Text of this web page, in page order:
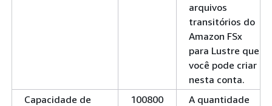
arquivos
transitórios do
Amazon FSx
para Lustre que
você pode criar
nesta conta.
Capacidade de
100800
A quantidade